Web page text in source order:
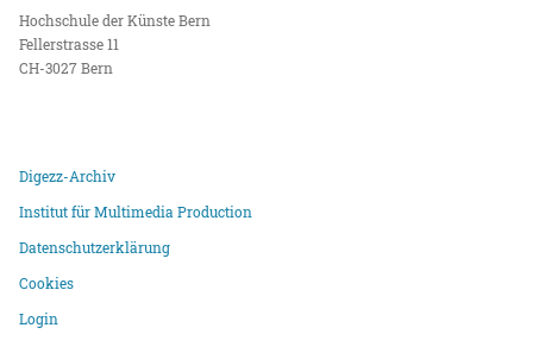
Hochschule der Künste Bern
Fellerstrasse 11
CH-3027 Bern
Digezz-Archiv
Institut für Multimedia Production
Datenschutzerklärung
Cookies
Login